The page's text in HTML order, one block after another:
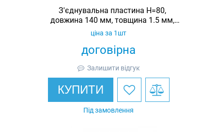
З'єднувальна пластина H=80,
довжина 140 мм, товщина 1.5 мм,
оцинкована, Ardic
договірна
ціна за 1шт
Залишити відгук
КУПИТИ
Під замовлення